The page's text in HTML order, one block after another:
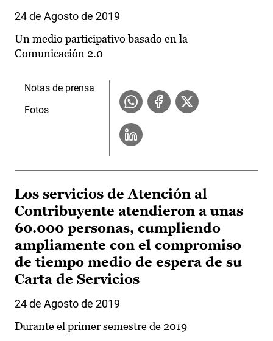
24 de Agosto de 2019
Un medio participativo basado en la
Comunicación 2.0
Notas de prensa
Fotos
Los servicios de Atención al
Contribuyente atendieron a unas
60.000 personas, cumpliendo
ampliamente con el compromiso
de tiempo medio de espera de su
Carta de Servicios
24 de Agosto de 2019
Durante el primer semestre de 2019